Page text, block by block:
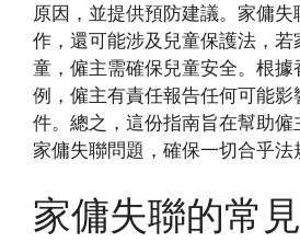
原因，並提供預防建議。家傭
作，還可能涉及兒童保護法，若
童，僱主需確保兒童安全。根
例，僱主有責任報告任何可能影
件。總之，這份指南旨在幫助僱
家傭失聯問題，確保一切合乎法
家傭失聯的常